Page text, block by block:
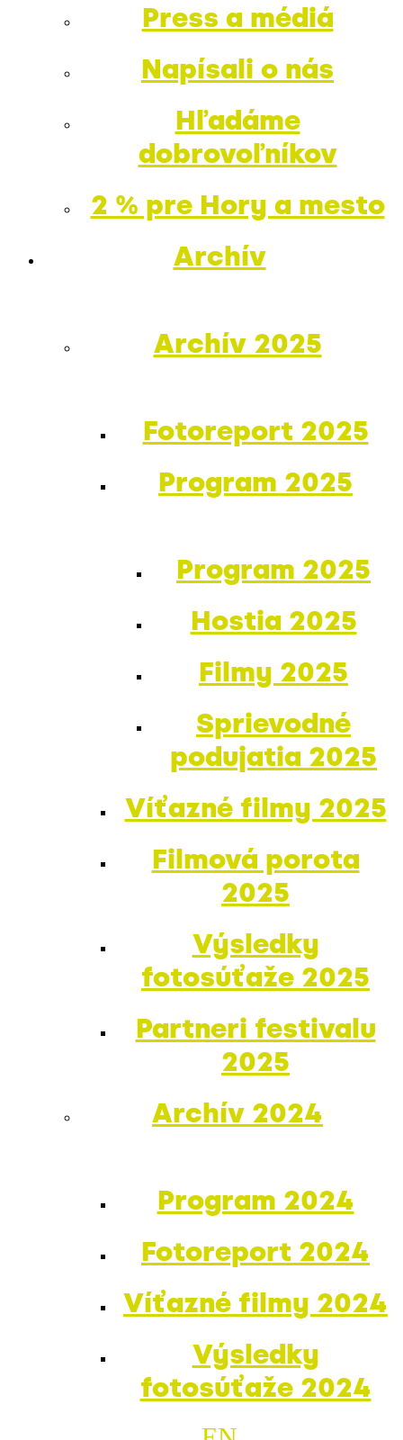
Press a médiá
Napísali o nás
Hľadáme
dobrovoľníkov
2 % pre Hory a mesto
Archív
Archív 2025
Fotoreport 2025
Program 2025
Program 2025
Hostia 2025
Filmy 2025
Sprievodné
podujatia 2025
Víťazné filmy 2025
Filmová porota
2025
Výsledky
fotosúťaže 2025
Partneri festivalu
2025
Archív 2024
Program 2024
Fotoreport 2024
Víťazné filmy 2024
Výsledky
fotosúťaže 2024